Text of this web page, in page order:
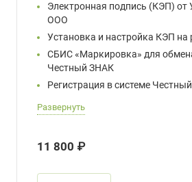
Электронная подпись (КЭП)
ООО
Установка и настройка КЭП на
СБИС «Маркировка» для
Честный ЗНАК
Регистрация в системе
Развернуть
11 800 ₽